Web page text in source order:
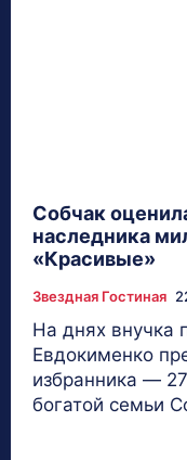
Собчак
наследника
«Красивые»
Звездная Гостиная
На днях внучка
Евдокименко
избранника —
богатой семьи